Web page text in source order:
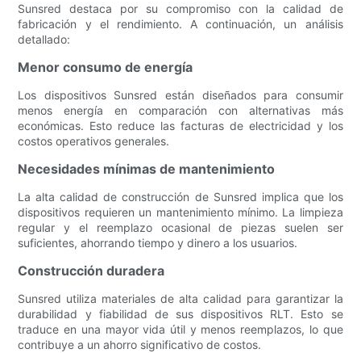
Sunsred destaca por su compromiso con la calidad de
fabricación y el rendimiento. A continuación, un análisis
detallado:
Menor consumo de energía
Los dispositivos Sunsred están diseñados para consumir
menos energía en comparación con alternativas más
económicas. Esto reduce las facturas de electricidad y los
costos operativos generales.
Necesidades mínimas de mantenimiento
La alta calidad de construcción de Sunsred implica que los
dispositivos requieren un mantenimiento mínimo. La limpieza
regular y el reemplazo ocasional de piezas suelen ser
suficientes, ahorrando tiempo y dinero a los usuarios.
Construcción duradera
Sunsred utiliza materiales de alta calidad para garantizar la
durabilidad y fiabilidad de sus dispositivos RLT. Esto se
traduce en una mayor vida útil y menos reemplazos, lo que
contribuye a un ahorro significativo de costos.